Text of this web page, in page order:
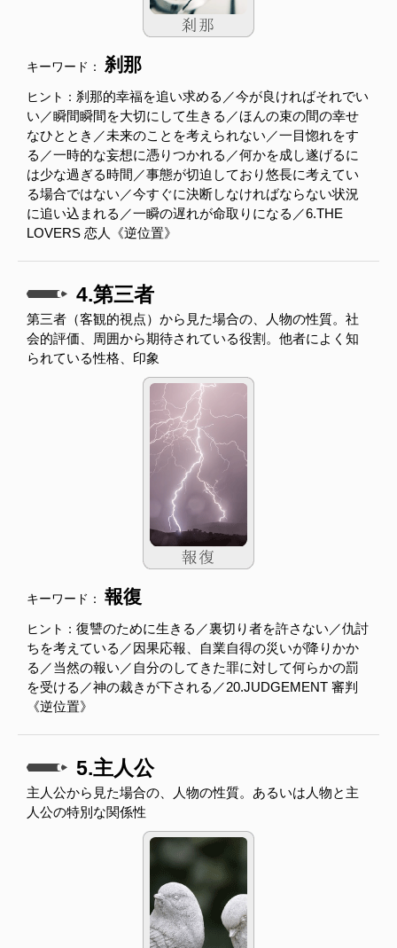
キーワード： 刹那
ヒント： 刹那的幸福を追い求める／今が良ければそれでい
い／瞬間瞬間を大切にして生きる／ほんの束の間の幸せ
なひととき／未来のことを考えられない／一目惚れをす
る／一時的な妄想に憑りつかれる／何かを成し遂げるに
は少な過ぎる時間／事態が切迫しており悠長に考えてい
る場合ではない／今すぐに決断しなければならない状況
に追い込まれる／一瞬の遅れが命取りになる／6.THE
LOVERS 恋人《逆位置》
4.第三者
第三者（客観的視点）から見た場合の、人物の性質。社
会的評価、周囲から期待されている役割。他者によく知
られている性格、印象
キーワード： 報復
ヒント： 復讐のために生きる／裏切り者を許さない／仇討
ちを考えている／因果応報、自業自得の災いが降りかか
る／当然の報い／自分のしてきた罪に対して何らかの罰
を受ける／神の裁きが下される／20.JUDGEMENT 審判
《逆位置》
5.主人公
主人公から見た場合の、人物の性質。あるいは人物と主
人公の特別な関係性